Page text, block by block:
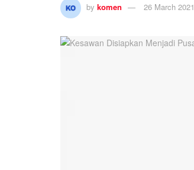
by komen 26 March 2021